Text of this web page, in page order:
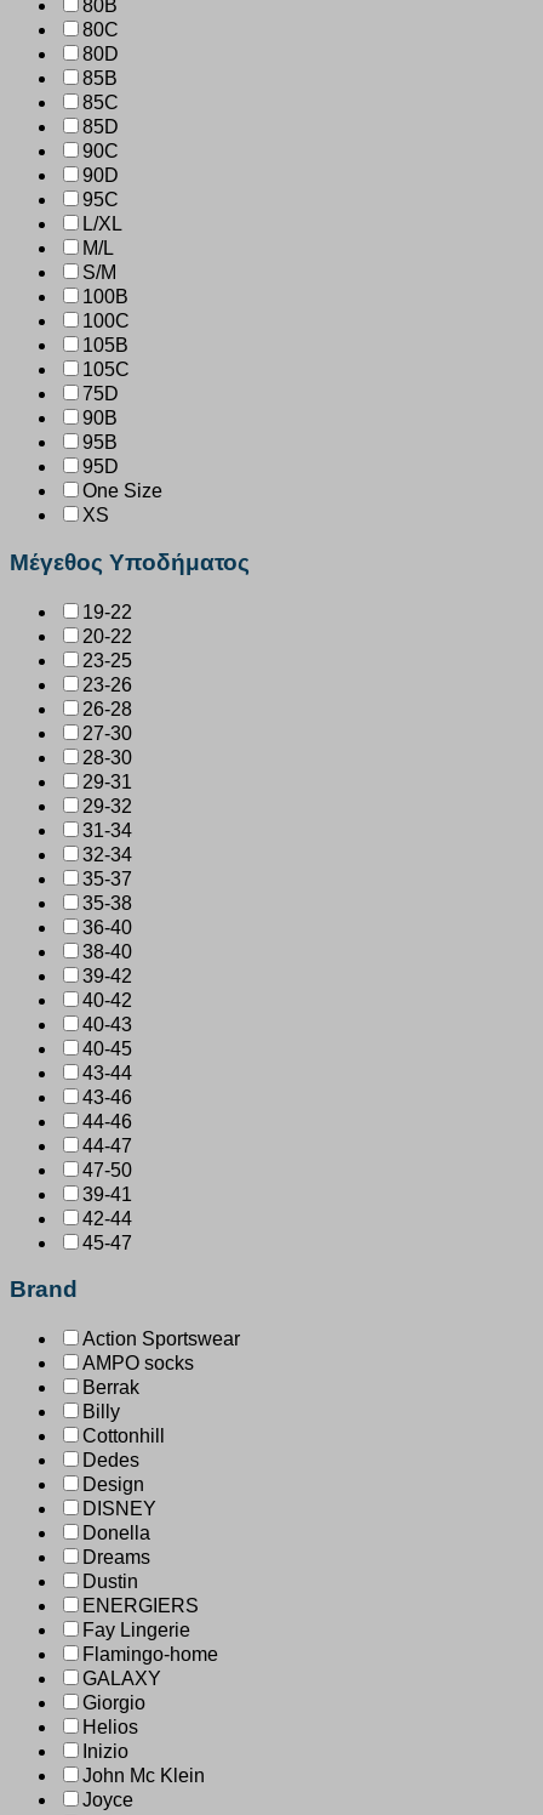
80B
80C
80D
85B
85C
85D
90C
90D
95C
L/XL
M/L
S/M
100B
100C
105B
105C
75D
90B
95B
95D
One Size
XS
Μέγεθος Υποδήματος
19-22
20-22
23-25
23-26
26-28
27-30
28-30
29-31
29-32
31-34
32-34
35-37
35-38
36-40
38-40
39-42
40-42
40-43
40-45
43-44
43-46
44-46
44-47
47-50
39-41
42-44
45-47
Brand
Action Sportswear
AMPO socks
Berrak
Billy
Cottonhill
Dedes
Design
DISNEY
Donella
Dreams
Dustin
ENERGIERS
Fay Lingerie
Flamingo-home
GALAXY
Giorgio
Helios
Inizio
John Mc Klein
Joyce